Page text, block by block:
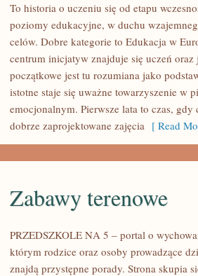
EDUKACJA
NAUKA
To historia o uczeniu się od etapu
poziomy edukacyjne, w duchu
celów. Dobre kategorie to Edukacja w
centrum inicjatyw znajduje się uczeń
początkowe jest tu rozumiana jako
istotne staje się uważne towarzyszenie w
emocjonalnym. Pierwsze lata to czas, gdy
dobrze zaprojektowane zajęcia [ Read
Zabawy terenowe
PRZEDSZKOLE NA 5 – portal o
którym rodzice oraz osoby prowadzące
znajdą przystępne porady. Strona skupia